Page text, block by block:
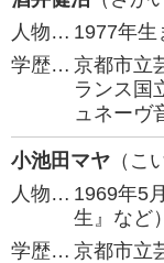
人物… 1977年生
学歴… 京都市立
ランス国
ュネーヴ
小池田マヤ （こ
人物… 1969年5
生』など
学歴… 京都市立